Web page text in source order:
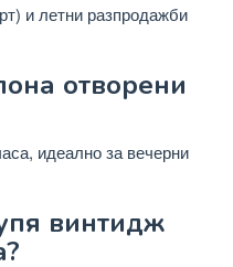
и летни разпродажби
отворени
идеално за вечерни
винтидж